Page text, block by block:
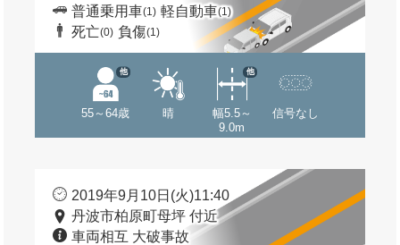
普通乗用車(1) 軽自動車(1)
死亡(0) 負傷(1)
55～64歳
他
晴
幅5.5～
9.0m
他
信号なし
2019年9月10日(火)11:40
丹波市柏原町母坪 付近
車両相互 大破事故